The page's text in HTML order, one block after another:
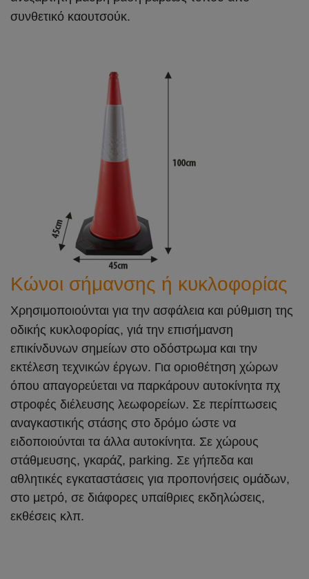
συνθετικό καουτσούκ.
Κώνοι σήμανσης ή κυκλοφορίας
Χρησιμοποιούνται για την ασφάλεια και ρύθμιση της
οδικής κυκλοφορίας, γιά την επισήμανση
επικίνδυνων σημείων στο οδόστρωμα και την
εκτέλεση τεχνικών έργων. Για οριοθέτηση χώρων
όπου απαγορεύεται να παρκάρουν αυτοκίνητα πχ
στροφές διέλευσης λεωφορείων. Σε περίπτωσεις
αναγκαστικής στάσης στο δρόμο ώστε να
ειδοποιούνται τα άλλα αυτοκίνητα. Σε χώρους
στάθμευσης, γκαράζ, parking. Σε γήπεδα και
αθλητικές εγκαταστάσεις για προπονήσεις ομάδων,
στο μετρό, σε διάφορες υπαίθριες εκδηλώσεις,
εκθέσεις κλπ.